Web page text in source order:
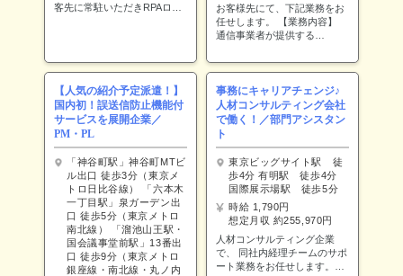
客先に常駐いただきRPAロボ
修・テスト 使用ツール：
Excel（VBA）
お客様先にて、下記業務をお
任せします。 【業務内容】
通信事業者が提供する
境を利用している顧客システ
ムを対象に、 後継基盤への移
行提案支援および基本設計、
フィジビリティ検証を実施す
る案件です。 通信事業者側の
別チームが顧客向けの移行提
案および移行方式の選定を行
うため、 本ポジションでは、
その提案内容をベースに顧客
環境に合わせた提案内容のカ
スタマイズや設計対応を担当
いただきます。 -担当範囲
・VMware基盤の現行環境
から後継環境への移行方式の
検討 ・移行に伴う基本設計
対応 ・顧客環境に合わせた
【人気の紹介予定派遣！】
国内初！誤送信防止機能付
サービスを展開企業／
PM・PL
「神谷町駅」神谷町MTビ
ル出口 徒歩3分（東京メ
トロ日比谷線） 「六本木
一丁目駅」泉ガーデン出
口 徒歩5分（東京メトロ
南北線） 「溜池山王駅・
国会議事堂前駅」13番出
口 徒歩9分（東京メトロ
銀座線・南北線・丸ノ内
事務にキャリアチェンジ♪
人材コンサルティング会社
で働く！／部門アシスタン
ト
東京ビッグサイト駅 徒
歩4分 有明駅 徒歩4分
国際展示場駅 徒歩5分
時給 1,790円
想定月収 約255,970円
人材コンサルティング企業
で、 同社内経理チームのサポ
ート業務をお任せします。